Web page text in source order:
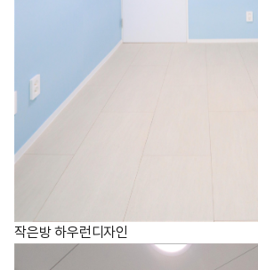
작은방 하우런디자인